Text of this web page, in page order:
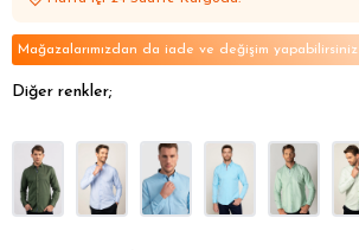
1 Alana 1 Bedava
Mağazalarımızdan da iade ve değişim yapabilirsiniz
Diğer renkler;